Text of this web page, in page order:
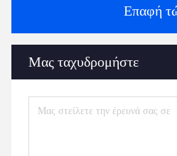
Επαφή
Μας ταχυδρομήστε